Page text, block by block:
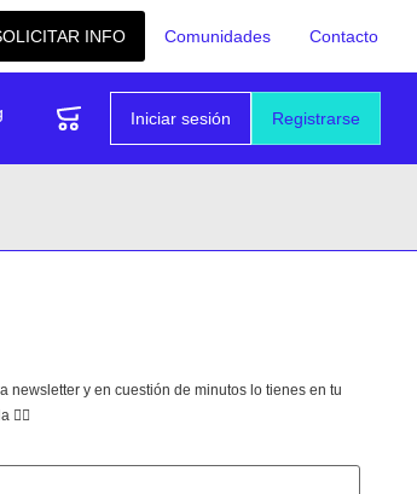
INFO Comunidades Contacto
Registrarse
Iniciar sesión
newsletter y en cuestión de minutos lo tienes en tu